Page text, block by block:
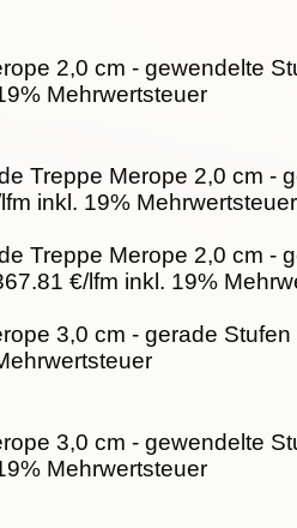
2,0 cm - gewendelte
Mehrwertsteuer
Treppe Merope 2,0 cm -
inkl. 19% Mehrwertsteuer
Treppe Merope 2,0 cm -
€/lfm inkl. 19%
3,0 cm - gerade
3,0 cm - gewendelte
Mehrwertsteuer